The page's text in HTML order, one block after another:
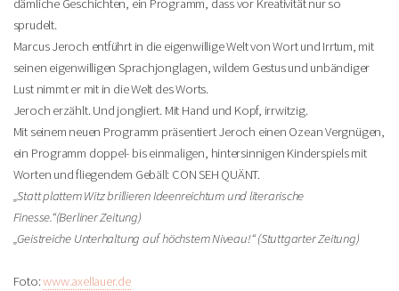
dämliche Geschichten, ein Programm, dass vor Kreativität nur so
sprudelt.
Marcus Jeroch entführt in die eigenwillige Welt von Wort und Irrtum, mit
seinen eigenwilligen Sprachjonglagen, wildem Gestus und unbändiger
Lust nimmt er mit in die Welt des Worts.
Jeroch erzählt. Und jongliert. Mit Hand und Kopf, irrwitzig.
Mit seinem neuen Programm präsentiert Jeroch einen Ozean Vergnügen,
ein Programm doppel- bis einmaligen, hintersinnigen Kinderspiels mit
Worten und fliegendem Gebäll: CON SEH QUÄNT.
„Statt plattem Witz brillieren Ideenreichtum und literarische
Finesse.“(Berliner Zeitung)
„Geistreiche Unterhaltung auf höchstem Niveau!“ (Stuttgarter Zeitung)
Foto:www.axellauer.de